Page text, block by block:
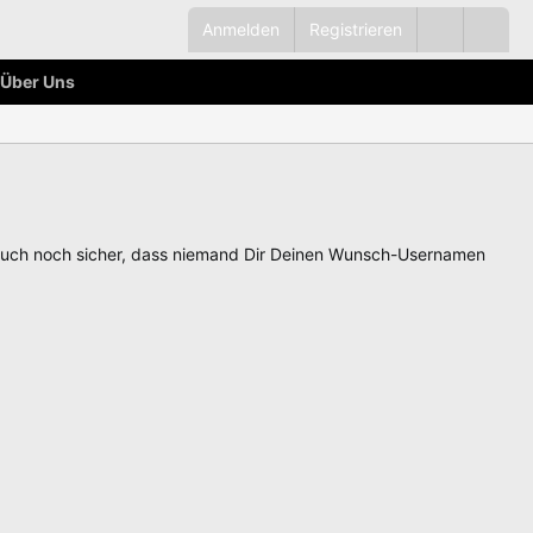
Anmelden Registrieren
Über Uns
noch sicher, dass niemand Dir Deinen Wunsch-Usernamen